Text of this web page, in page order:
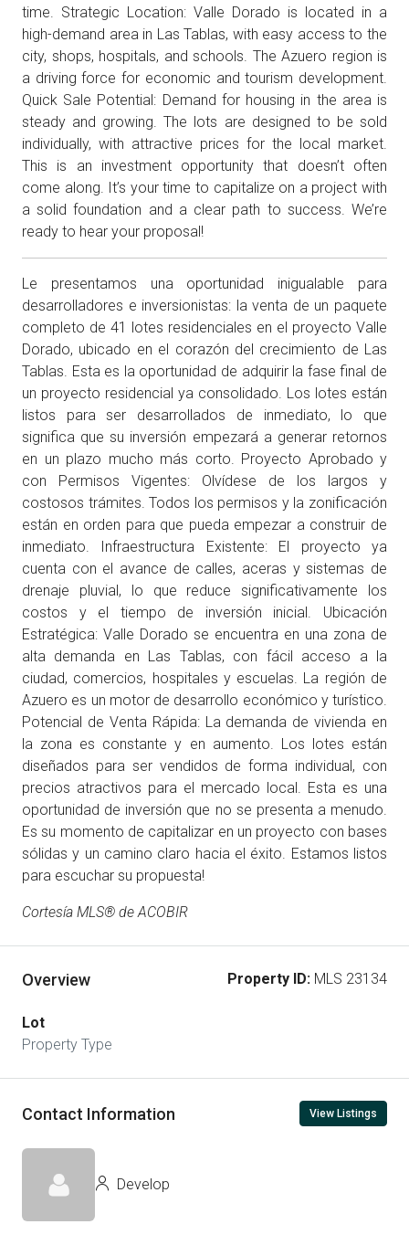
time. Strategic Location: Valle Dorado is located in a
high-demand area in Las Tablas, with easy access to the
city, shops, hospitals, and schools. The Azuero region is
a driving force for economic and tourism development.
Quick Sale Potential: Demand for housing in the area is
steady and growing. The lots are designed to be sold
individually, with attractive prices for the local market.
This is an investment opportunity that doesn’t often
come along. It’s your time to capitalize on a project with
a solid foundation and a clear path to success. We’re
ready to hear your proposal!
Le presentamos una oportunidad inigualable para
desarrolladores e inversionistas: la venta de un paquete
completo de 41 lotes residenciales en el proyecto Valle
Dorado, ubicado en el corazón del crecimiento de Las
Tablas. Esta es la oportunidad de adquirir la fase final de
un proyecto residencial ya consolidado. Los lotes están
listos para ser desarrollados de inmediato, lo que
significa que su inversión empezará a generar retornos
en un plazo mucho más corto. Proyecto Aprobado y
con Permisos Vigentes: Olvídese de los largos y
costosos trámites. Todos los permisos y la zonificación
están en orden para que pueda empezar a construir de
inmediato. Infraestructura Existente: El proyecto ya
cuenta con el avance de calles, aceras y sistemas de
drenaje pluvial, lo que reduce significativamente los
costos y el tiempo de inversión inicial. Ubicación
Estratégica: Valle Dorado se encuentra en una zona de
alta demanda en Las Tablas, con fácil acceso a la
ciudad, comercios, hospitales y escuelas. La región de
Azuero es un motor de desarrollo económico y turístico.
Potencial de Venta Rápida: La demanda de vivienda en
la zona es constante y en aumento. Los lotes están
diseñados para ser vendidos de forma individual, con
precios atractivos para el mercado local. Esta es una
oportunidad de inversión que no se presenta a menudo.
Es su momento de capitalizar en un proyecto con bases
sólidas y un camino claro hacia el éxito. Estamos listos
para escuchar su propuesta!
Cortesía MLS® de ACOBIR
Overview Property ID: MLS 23134
Lot
Property Type
Contact Information View Listings
Develop